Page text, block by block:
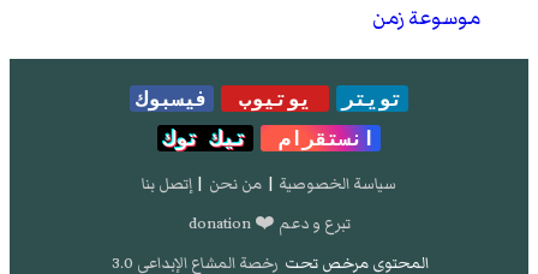
موسوعة زمن
تويتر يوتيوب
فيسبوك
انستقرام
تيك توك
سياسة الخصوصية | من نحن | إتصل بنا
تبرع و دعم ❤️ donation
المحتوى مرخص تحت رخصة المشاع الإبداعي 3.0